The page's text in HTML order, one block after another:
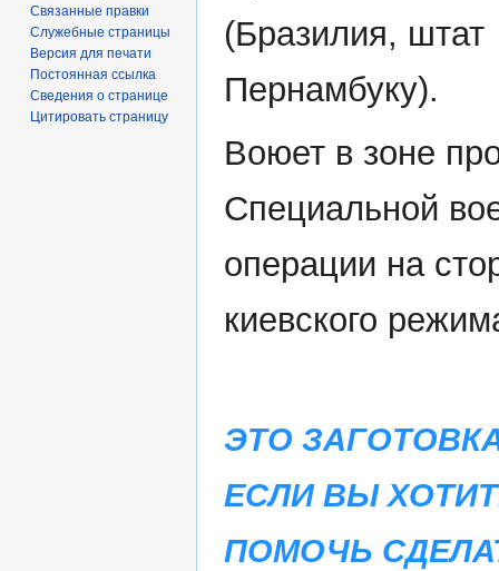
(Бразилия, штат
Пернамбуку).
Воюет в зоне
Специальной
операции на
киевского
ЭТО
ЕСЛИ ВЫ
ПОМОЧЬ
Связанные правки
Служебные страницы
Версия для печати
Постоянная ссылка
Сведения о странице
Цитировать страницу